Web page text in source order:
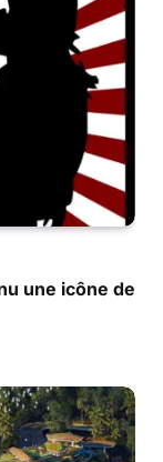
une icône de